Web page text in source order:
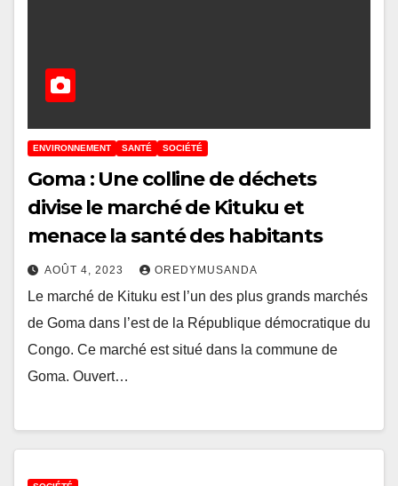
ENVIRONNEMENT SANTÉ SOCIÉTÉ
Goma : Une colline de déchets
divise le marché de Kituku et
menace la santé des habitants
AOÛT 4, 2023 OREDYMUSANDA
Le marché de Kituku est l’un des plus grands marchés
de Goma dans l’est de la République démocratique du
Congo. Ce marché est situé dans la commune de
Goma. Ouvert…